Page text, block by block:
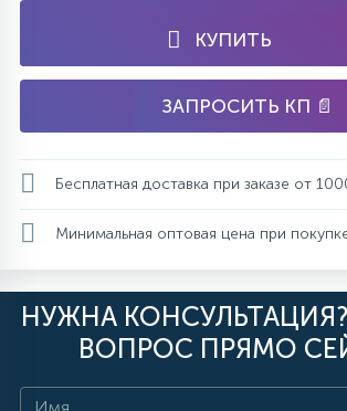
КУПИТЬ
ЗАПРОСИТЬ КП 📄
Бесплатная доставка при заказе от
Минимальная оптовая цена при
НУЖНА
ВОПРОС ПРЯМО